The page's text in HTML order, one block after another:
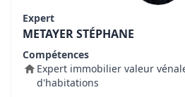
Expert
METAYER STÉPHANE
Compétences
Expert immobilier valeur
d'habitations